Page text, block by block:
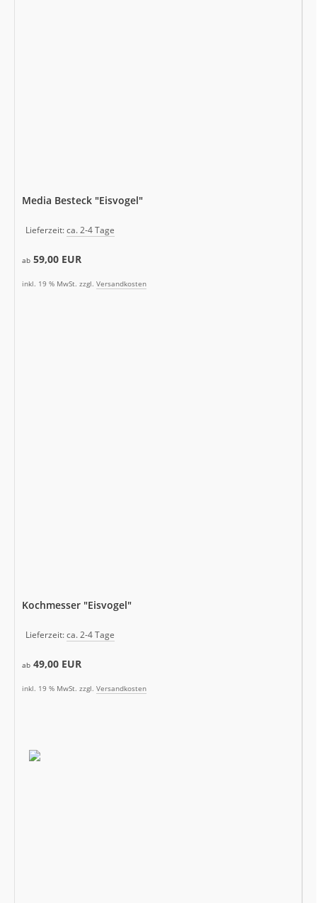
Media Besteck "Eisvogel"
Lieferzeit:ca. 2-4 Tage
ab 59,00 EUR
inkl. 19 % MwSt. zzgl. Versandkosten
Kochmesser "Eisvogel"
Lieferzeit:ca. 2-4 Tage
ab 49,00 EUR
inkl. 19 % MwSt. zzgl. Versandkosten